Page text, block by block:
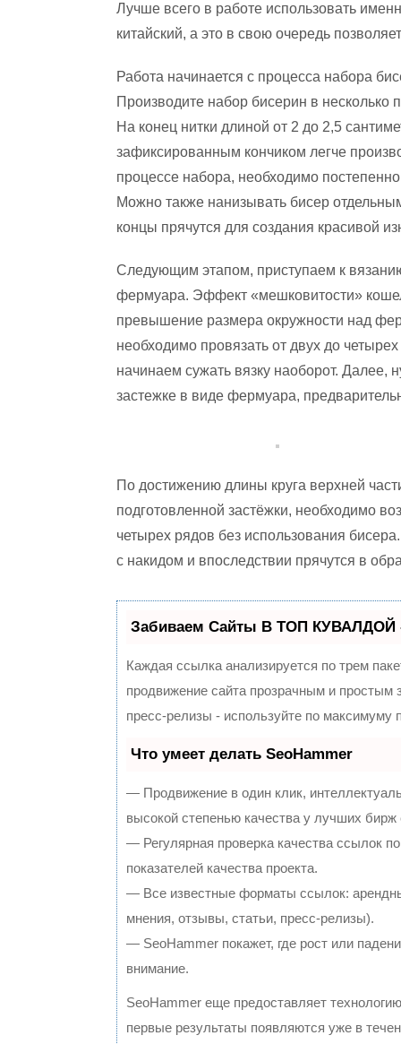
Лучше всего в работе использовать
китайский, а это в свою очередь
Работа начинается с процесса набора
Производите набор бисерин в несколько
На конец нитки длиной от 2 до 2,5
зафиксированным кончиком легче
процессе набора, необходимо
Можно также нанизывать бисер
концы прячутся для создания красивой
Следующим этапом, приступаем к
фермуара. Эффект «мешковитости»
превышение размера окружности над
необходимо провязать от двух до
начинаем сужать вязку наоборот. Далее,
застежке в виде фермуара,
По достижению длины круга верхней
подготовленной застёжки, необходимо
четырех рядов без использования
с накидом и впоследствии прячутся в
Забиваем Сайты В ТОП КУВАЛДОЙ -
Каждая ссылка анализируется по трем
продвижение сайта прозрачным и
пресс-релизы - используйте по
Что умеет делать SeoHammer
— Продвижение в один клик,
высокой степенью качества у лучших бирж
— Регулярная проверка качества ссылок
показателей качества проекта.
— Все известные форматы ссылок:
мнения, отзывы, статьи, пресс-релизы).
— SeoHammer покажет, где рост или
внимание.
SeoHammer еще предоставляет
первые результаты появляются уже в